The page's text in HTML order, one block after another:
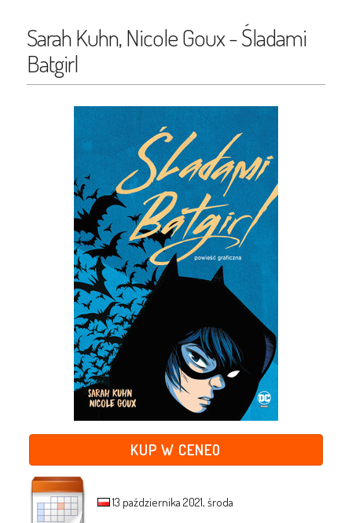
Sarah Kuhn, Nicole Goux - Śladami
Batgirl
KUP W CENEO
13 października 2021, środa